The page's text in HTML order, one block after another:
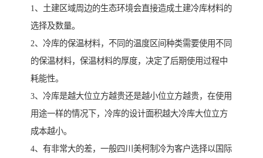
1、土建区域周边的生态环境会直接造成土建冷库材料的
选择及数量。
2、冷库的保温材料，不同的温度区间种类需要使用不同
的保温材料，保温材料的厚度，决定了后期使用过程中
耗能性。
3、冷库是越大位立方越贵还是越小位立方越贵，在使用
用途一样的情况下，冷库的设计面积越大冷库大位立方
成本越小。
4、有非常大的差，一般四川美柯制冷为客户选择以国际